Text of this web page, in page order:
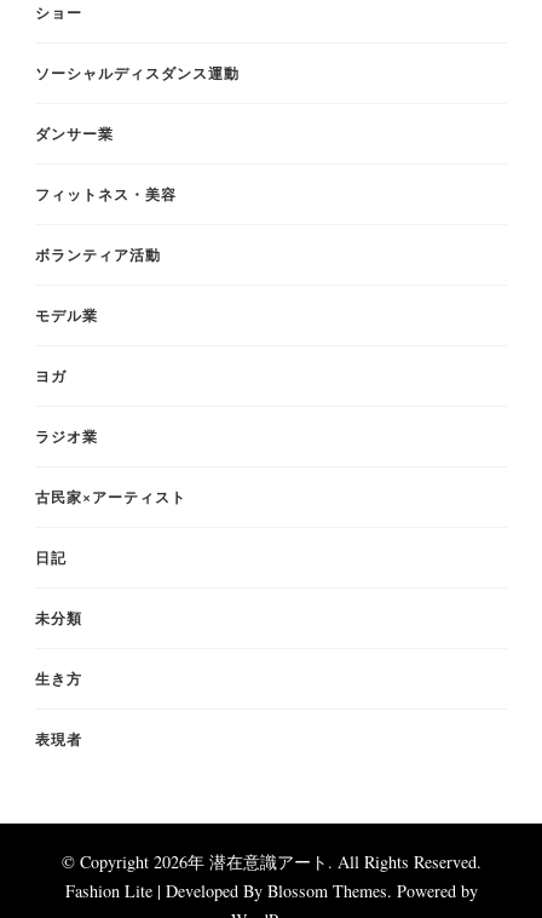
ショー
ソーシャルディスダンス運動
ダンサー業
フィットネス・美容
ボランティア活動
モデル業
ヨガ
ラジオ業
古民家×アーティスト
日記
未分類
生き方
表現者
© Copyright 2026年 潜在意識アート . All Rights Reserved.
Fashion Lite | Developed By Blossom Themes. Powered by